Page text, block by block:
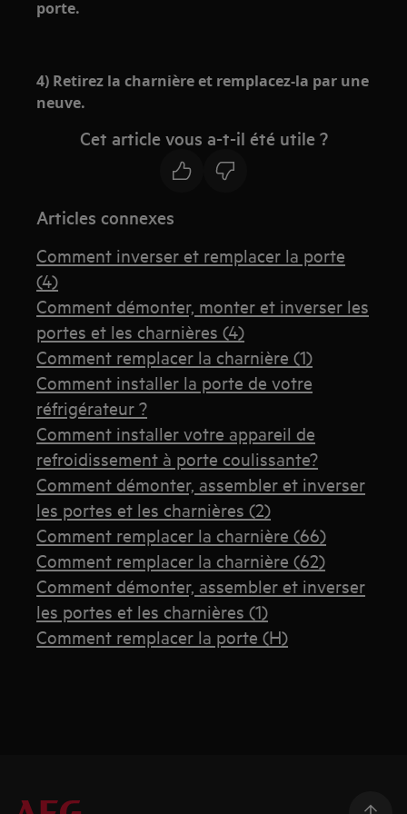
porte.
4) Retirez la charnière et remplacez-la par une
neuve.
Cet article vous a-t-il été utile ?
Articles connexes
Comment inverser et remplacer la porte
(4)
Comment démonter, monter et inverser les
portes et les charnières (4)
Comment remplacer la charnière (1)
Comment installer la porte de votre
réfrigérateur ?
Comment installer votre appareil de
refroidissement à porte coulissante?
Comment démonter, assembler et inverser
les portes et les charnières (2)
Comment remplacer la charnière (66)
Comment remplacer la charnière (62)
Comment démonter, assembler et inverser
les portes et les charnières (1)
Comment remplacer la porte (H)